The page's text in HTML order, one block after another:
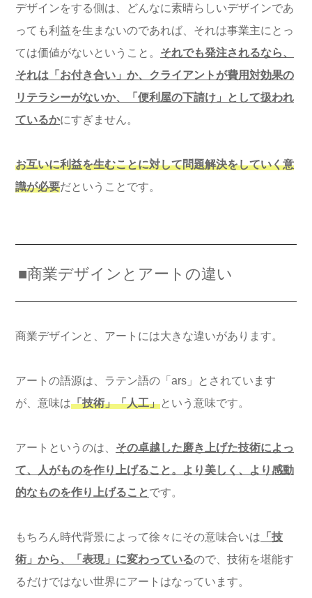
デザインをする側は、どんなに素晴らしいデザインであ
っても利益を生まないのであれば、それは事業主にとっ
ては価値がないということ。 それでも発注されるなら、
それは「お付き合い」か、クライアントが費用対効果の
リテラシーがないか、「便利屋の下請け」として扱われ
ているかにすぎません。
お互いに利益を生むことに対して問題解決をしていく意
識が必要だということです。
■商業デザインとアートの違い
商業デザインと、アートには大きな違いがあります。
アートの語源は、ラテン語の「ars」とされています
が、意味は「技術」「人工」という意味です。
アートというのは、 その卓越した磨き上げた技術によっ
て、人がものを作り上げること。より美しく、より感動
的なものを作り上げることです。
もちろん時代背景によって徐々にその意味合いは 「技
術」から、「表現」に変わっているので、技術を堪能す
るだけではない世界にアートはなっています。